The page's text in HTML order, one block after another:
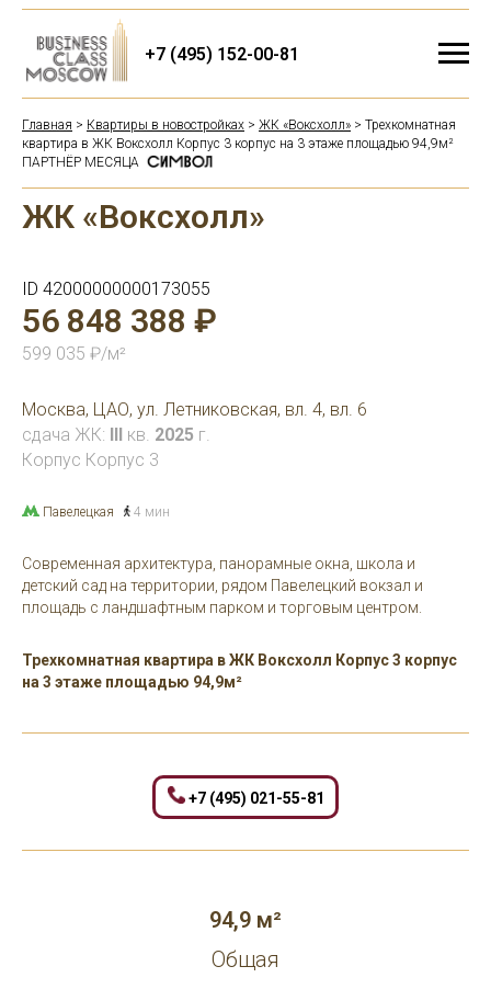
+7 (495) 152-00-81
Главная > Квартиры в новостройках > ЖК «Воксхолл» > Трехкомнатная
квартира в ЖК Воксхолл Корпус 3 корпус на 3 этаже площадью 94,9м²
ПАРТНЁР МЕСЯЦА
ЖК «Воксхолл»
ID 42000000000173055
56 848 388 ₽
599 035 ₽/м²
Москва, ЦАО, ул. Летниковская, вл. 4, вл. 6
сдача ЖК:
кв. 2025 г.
Корпус Корпус 3
Павелецкая 4 мин
Современная архитектура, панорамные окна, школа и
детский сад на территории, рядом Павелецкий вокзал и
площадь с ландшафтным парком и торговым центром.
Трехкомнатная квартира в ЖК Воксхолл Корпус 3 корпус
на 3 этаже площадью 94,9м²
+7 (495) 021-55-81
94,9 м²
Общая